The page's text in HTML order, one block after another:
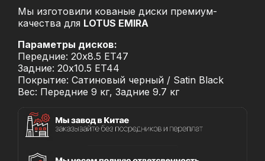
Мы изготовили кованые диски премиум-
качества для LOTUS EMIRA
Параметры дисков:
Передние: 20x8.5 ET47
Задние: 20x10.5 ET44
Покрытие: Сатиновый черный / Satin Black
Вес: Передние 9 кг, Задние 9.7 кг